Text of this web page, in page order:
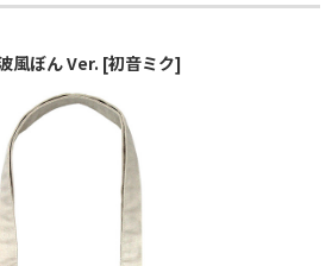
風ぼん Ver. [初音ミク]